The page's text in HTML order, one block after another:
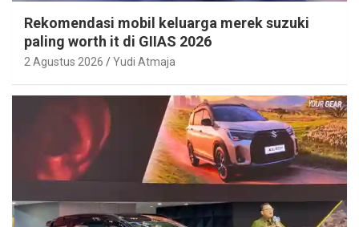
Rekomendasi mobil keluarga merek suzuki
paling worth it di GIIAS 2026
2 Agustus 2026 Yudi Atmaja